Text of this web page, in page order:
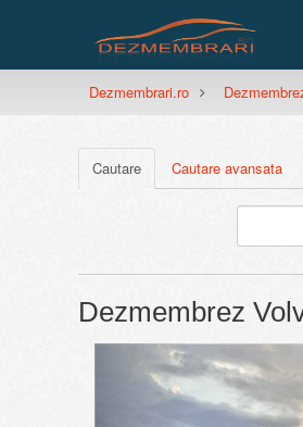
Dezmembrari.ro
Cautare Cautare avansata
Dezmembrez
Previous